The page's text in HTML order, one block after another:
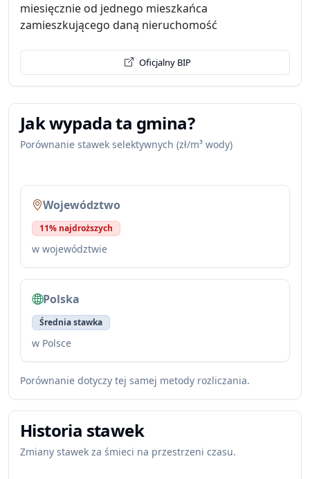
miesięcznie od jednego mieszkańca
zamieszkującego daną nieruchomość
Oficjalny BIP
Jak wypada ta gmina?
Porównanie stawek selektywnych (zł/m³ wody)
Województwo
11% najdroższych
w województwie
Polska
Średnia stawka
w Polsce
Porównanie dotyczy tej samej metody rozliczania.
Historia stawek
Zmiany stawek za śmieci na przestrzeni czasu.